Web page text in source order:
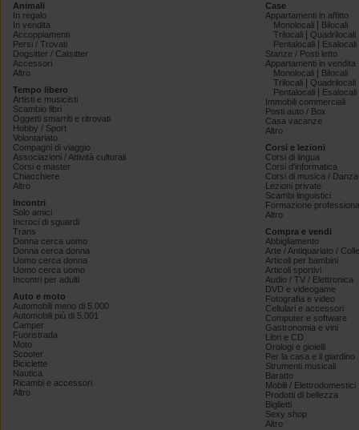
Animali
In regalo
In vendita
Accoppiamenti
Persi / Trovati
Dogsitter / Catsitter
Accessori
Altro
Tempo libero
Artisti e musicisti
Scambio libri
Oggetti smarriti e ritrovati
Hobby / Sport
Volontariato
Compagni di viaggio
Associazioni / Attività culturali
Corsi e master
Chiacchiere
Altro
Incontri
Solo amici
Incroci di sguardi
Trans
Donna cerca uomo
Donna cerca donna
Uomo cerca donna
Uomo cerca uomo
Incontri per adulti
Auto e moto
Automobili meno di 5.000
Automobili più di 5.001
Camper
Fuoristrada
Moto
Scooter
Biciclette
Nautica
Ricambi e accessori
Altro
Case
Appartamenti in affitto
Monolocali
Bilocali
Trilocali
Quadrilocali
Pentalocali
Esalocali
Stanze / Posti letto
Appartamenti in vendita
Monolocali
Bilocali
Trilocali
Quadrilocali
Pentalocali
Esalocali
Immobili commerciali
Posti auto / Box
Casa vacanze
Altro
Corsi e lezioni
Corsi di lingua
Corsi d'informatica
Corsi di musica /
Lezioni private
Scambi linguistici
Formazione
Altro
Compra e vendi
Abbigliamento
Arte / Antiquariato /
Articoli per bambini
Articoli sportivi
Audio / TV / Elettronica
DVD e videogame
Fotografia e video
Cellulari e accessori
Computer e software
Gastronomia e vini
Libri e CD
Orologi e gioielli
Per la casa e il giardino
Strumenti musicali
Baratto
Mobili / Elettrodomestici
Prodotti di bellezza
Biglietti
Sexy shop
Altro